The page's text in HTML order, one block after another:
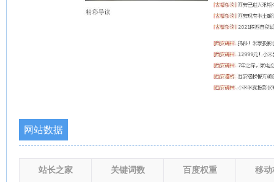
网站数据
站长之家 关键词数 百度权重 移动